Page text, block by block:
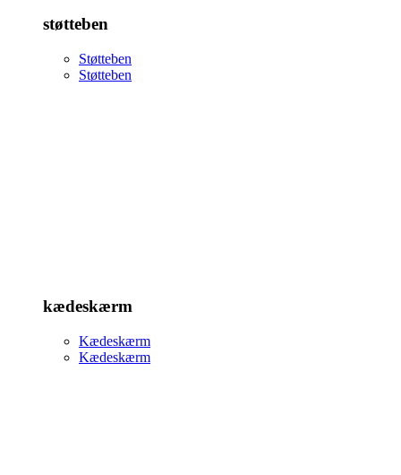
støtteben
Støtteben
Støtteben
kædeskærm
Kædeskærm
Kædeskærm